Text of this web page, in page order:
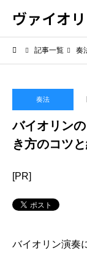
ヴァイオ
記事一覧 奏
奏法
バイオリン
き方のコツ
[PR]
バイオリン演奏